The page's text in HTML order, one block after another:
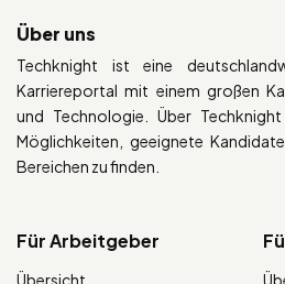
Über uns
Techknight ist eine
Karriereportal mit einem großen
und Technologie. Über
Möglichkeiten, geeignete
Bereichen zu finden.
Für Arbeitgeber
Übersicht